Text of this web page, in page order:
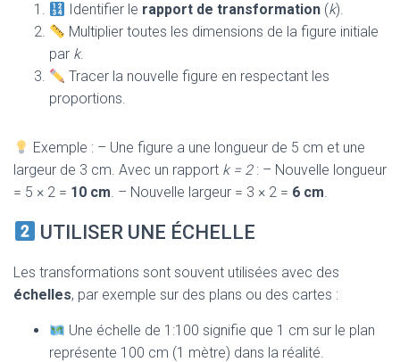
Identifier le rapport de transformation (k).
Multiplier toutes les dimensions de la figure initiale
par k.
Tracer la nouvelle figure en respectant les
proportions.
Exemple : – Une figure a une longueur de 5 cm et une
largeur de 3 cm. Avec un rapport k = 2: – Nouvelle longueur
= 5 × 2 = 10 cm. – Nouvelle largeur = 3 × 2 = 6 cm.
UTILISER UNE ÉCHELLE
Les transformations sont souvent utilisées avec des
échelles, par exemple sur des plans ou des cartes :
Une échelle de 1:100 signifie que 1 cm sur le plan
représente 100 cm (1 mètre) dans la réalité.